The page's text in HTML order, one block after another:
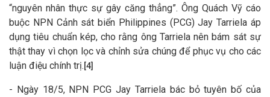
“nguyên nhân thực sự gây căng thẳng”. Ông Quách Vỹ cáo
buộc NPN Cảnh sát biển Philippines (PCG) Jay Tarriela áp
dụng tiêu chuẩn kép, cho rằng ông Tarriela nên bám sát sự
thật thay vì chọn lọc và chỉnh sửa chúng để phục vụ cho các
luận điệu chính trị. [4]
- Ngày 18/5, NPN PCG Jay Tarriela bác bỏ tuyên bố của